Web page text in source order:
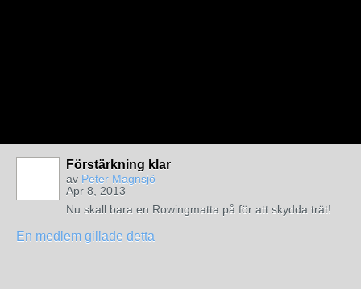
Förstärkning klar
av Peter Magnsjö
Apr 8, 2013
Nu skall bara en Rowingmatta på för att skydda trät!
En medlem gillade detta